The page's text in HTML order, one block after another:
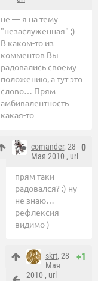
не — я на тему
"незаслуженная" ;)
В каком-то из
комментов Вы
радовались своему
положению, а тут это
слово… Прям
амбивалентность
какая-то
0
comander, 28
Мая 2010 , url
прям таки
радовался? :) ну
не знаю…
рефлексия
видимо )
+1
skrt, 28
Мая
2010 , url